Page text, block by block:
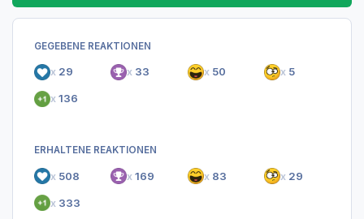
GEGEBENE REAKTIONEN
x 29 x 33 x 50 x 5
x 136
ERHALTENE REAKTIONEN
x 508 x 169 x 83 x 29
x 333